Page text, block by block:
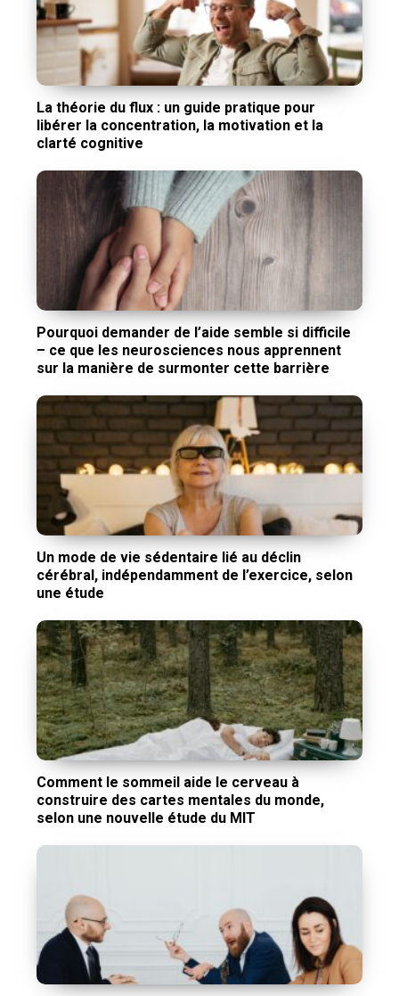
La théorie du flux : un guide pratique pour
libérer la concentration, la motivation et la
clarté cognitive
Pourquoi demander de l’aide semble si difficile
– ce que les neurosciences nous apprennent
sur la manière de surmonter cette barrière
Un mode de vie sédentaire lié au déclin
cérébral, indépendamment de l’exercice, selon
une étude
Comment le sommeil aide le cerveau à
construire des cartes mentales du monde,
selon une nouvelle étude du MIT